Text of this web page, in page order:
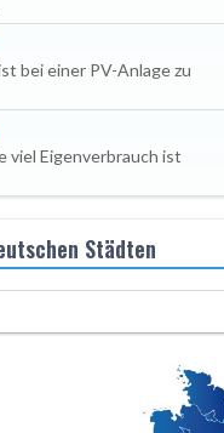
bei einer PV-Anlage zu
viel Eigenverbrauch ist
Städten